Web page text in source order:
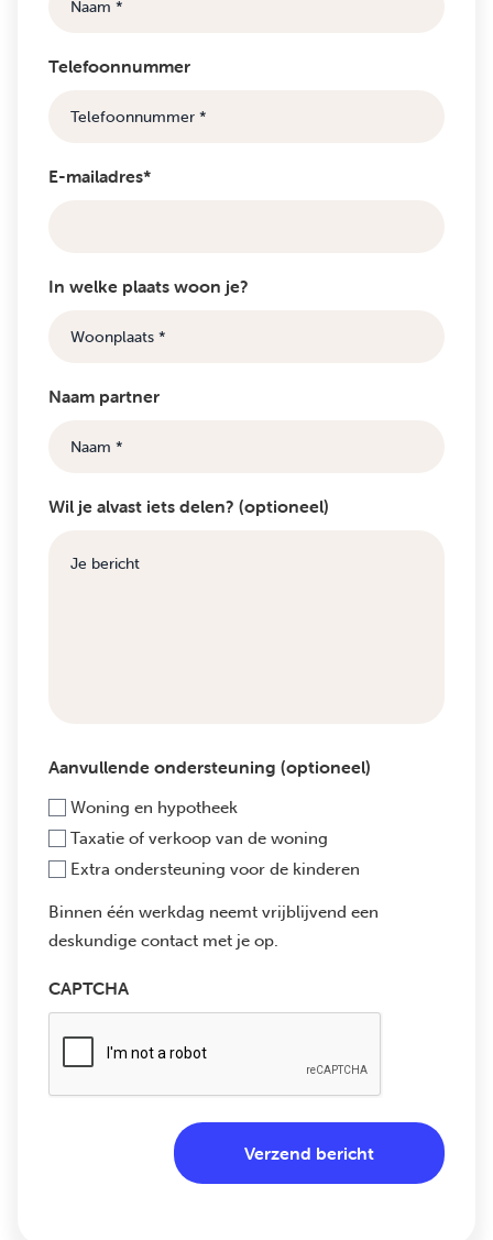
Telefoonnummer
E-mailadres*
In welke plaats woon je?
Naam partner
Wil je alvast iets delen? (optioneel)
Aanvullende ondersteuning (optioneel)
Woning en hypotheek
Taxatie of verkoop van de woning
Extra ondersteuning voor de kinderen
Binnen één werkdag neemt vrijblijvend een
deskundige contact met je op.
CAPTCHA